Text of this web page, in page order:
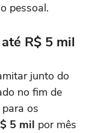
pessoal.
R$ 5 mil
junto do
no fim de
os
5 mil por mês